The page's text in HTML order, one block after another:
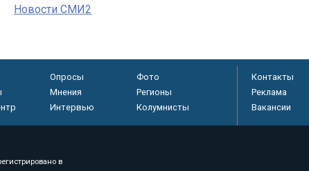
Новости СМИ2
Опросы
Фото
Мнения
Регионы
Интервью Колумнисты
Контакты
Реклама
Вакансии
в